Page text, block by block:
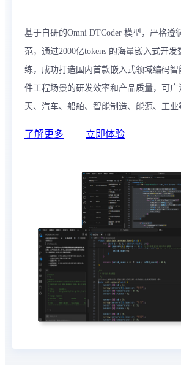
基于自研的Omni DTCoder 模型，严格遵
范，通过2000亿tokens 的海量嵌入式开发
练，成功打造国内首款嵌入式领域编码
件工程场景的研发效率和产品质量，可
天、汽车、船舶、智能制造、能源、工业
了解更多 立即体验